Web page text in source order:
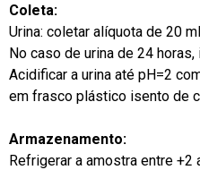
Coleta:
Urina: coletar alíquota de 20
No caso de urina de 24
Acidificar a urina até pH=2
em frasco plástico isento de
Armazenamento:
Refrigerar a amostra entre +2